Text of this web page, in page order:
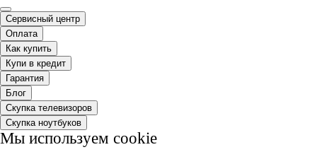
Сервисный центр
Оплата
Как купить
Купи в кредит
Гарантия
Блог
Скупка телевизоров
Скупка ноутбуков
Мы используем cookie